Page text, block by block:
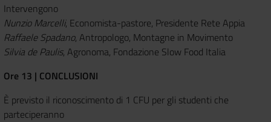
Intervengono
Nunzio Marcelli, Economista-pastore, Presidente Rete Appia
Raffaele Spadano, Antropologo, Montagne in Movimento
Silvia de Paulis, Agronoma, Fondazione Slow Food Italia
Ore 13 | CONCLUSIONI
È previsto il riconoscimento di 1 CFU per gli studenti che
parteciperanno